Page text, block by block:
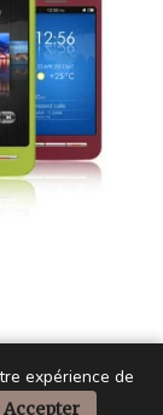
expérience de
Accepter